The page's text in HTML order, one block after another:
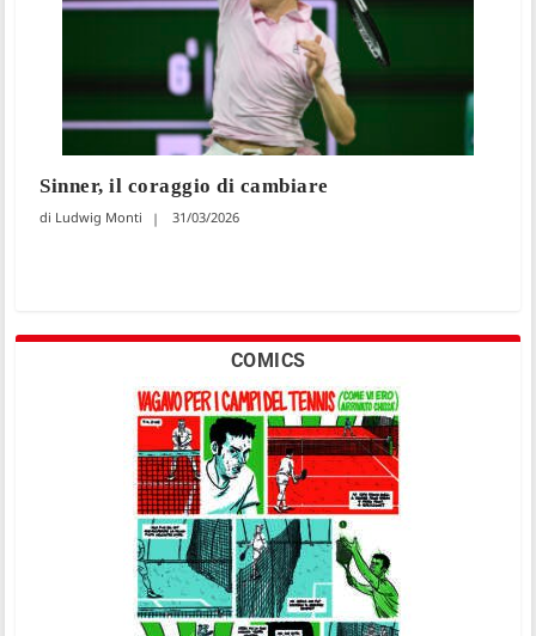
Sinner, il coraggio di cambiare
Ludwig Monti 31/03/2026
COMICS